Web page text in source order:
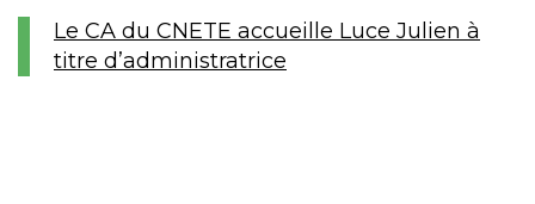
Le CA du CNETE accueille Luce Julien à
titre d’administratrice